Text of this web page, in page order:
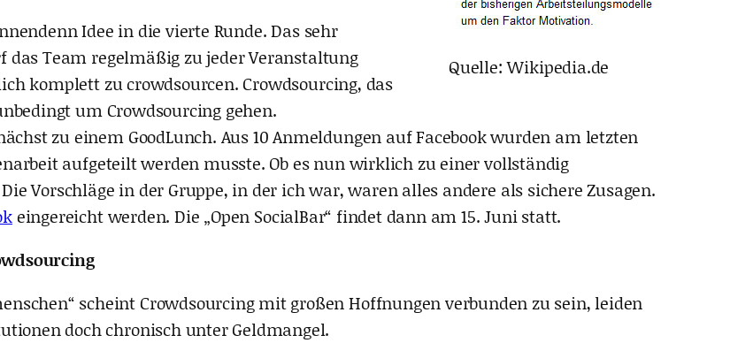
Quelle: Wikipedia.de
Idee in die vierte Runde. Das sehr
Team regelmäßig zu jeder Veranstaltung
komplett zu crowdsourcen. Crowdsourcing, das
um Crowdsourcing gehen.
zu einem GoodLunch. Aus 10 Anmeldungen auf Facebook wurden am letzten
aufgeteilt werden musste. Ob es nun wirklich zu einer vollständig
Vorschläge in der Gruppe, in der ich war, waren alles andere als sichere Zusagen.
eingereicht werden. Die „Open SocialBar“ findet dann am 15. Juni statt.
scheint Crowdsourcing mit großen Hoffnungen verbunden zu sein, leiden
doch chronisch unter Geldmangel.